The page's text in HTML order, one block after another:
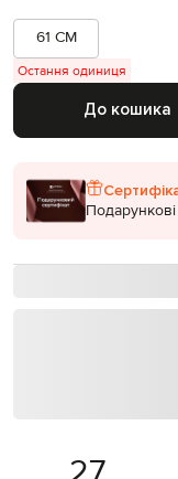
61 CM
Остання одиниця
До кошика